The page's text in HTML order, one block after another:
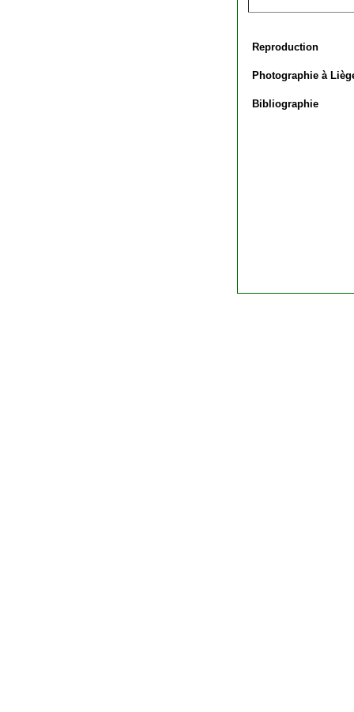
Reproduction
Photographie à
Bibliographie